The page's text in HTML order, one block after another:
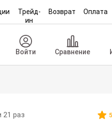
Трейд-
ин
Возврат Оплата
Войти Сравнение
21 раз